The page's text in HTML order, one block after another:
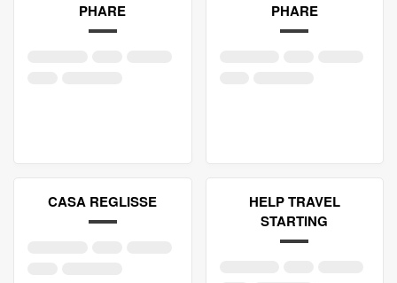
PHARE PHARE
CASA REGLISSE
HELP TRAVEL
STARTING